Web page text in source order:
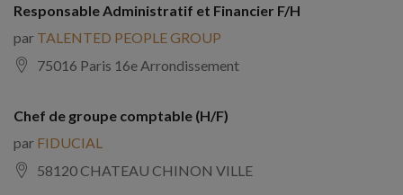
Responsable Administratif et Financier F/H
par TALENTED PEOPLE GROUP
75016 Paris 16e Arrondissement
Chef de groupe comptable (H/F)
par FIDUCIAL
58120 CHATEAU CHINON VILLE